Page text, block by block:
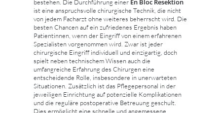
bestehen. Die Durchführung einer En Bloc Resektion
ist eine anspruchsvolle chirurgische Technik, die nicht
von jedem Facharzt ohne weiteres beherrscht wird. Die
besten Chancen auf ein zufriedenes Ergebnis haben
Patientinnen, wenn der Eingriff von einem erfahrenen
Spezialisten vorgenommen wird. Zwar ist jeder
chirurgische Eingriff individuell und einzigartig, doch
spielt neben technischem Wissen auch die
umfangreiche Erfahrung des Chirurgen eine
entscheidende Rolle, insbesondere in unerwarteten
Situationen. Zusätzlich ist das Pflegepersonal in der
jeweiligen Einrichtung auf potenzielle Komplikationen
und die reguläre postoperative Betreuung geschult.
Dies ermöglicht eine schnelle und angemessene